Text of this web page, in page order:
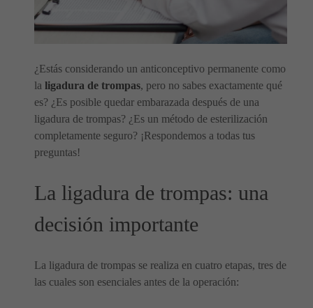
¿Estás considerando un anticonceptivo permanente como
la ligadura de trompas, pero no sabes exactamente qué
es? ¿Es posible quedar embarazada después de una
ligadura de trompas? ¿Es un método de esterilización
completamente seguro? ¡Respondemos a todas tus
preguntas!
La ligadura de trompas: una
decisión importante
La ligadura de trompas se realiza en cuatro etapas, tres de
las cuales son esenciales antes de la operación: